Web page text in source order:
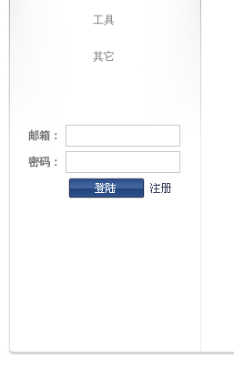
工具
其它
邮箱：
密码：